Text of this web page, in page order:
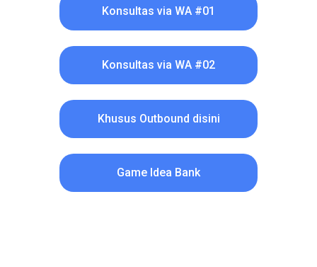
Konsultas via WA #01
Konsultas via WA #02
Khusus Outbound disini
Game Idea Bank